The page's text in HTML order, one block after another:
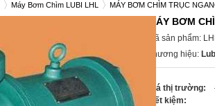
Máy Bơm Chìm LUBI LHL MÁY BƠM CHÌM TRỤC
MÁY BƠM
Mã sản phẩm:
Thương hiệu:
Giá thị trường:
Tiết kiệm: